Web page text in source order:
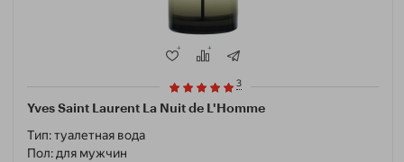
Yves Saint Laurent La Nuit de L'Homme
3
Тип:туалетная вода
Пол: для мужчин